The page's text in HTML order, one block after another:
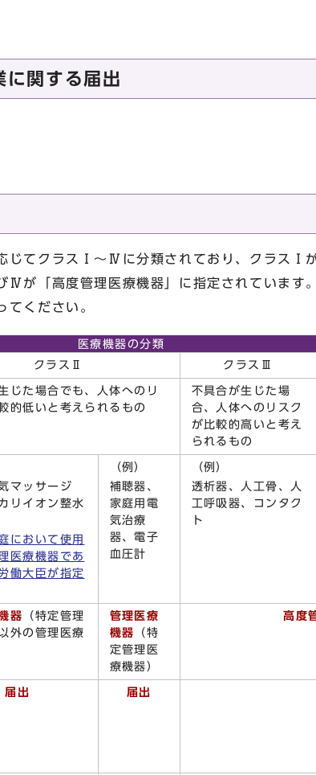
に関する届出
じてクラスⅠ～Ⅳに分類されており、クラスⅠ
が「高度管理医療機器」に指定されています
てください。
医療機器の分類
クラスⅡ クラスⅢ
じた場合でも、人体へのリ
的低いと考えられるもの
不具合が生じた場
合、人体へのリスク
が比較的高いと考え
られるもの
マッサージ
リイオン整水
において使用
医療機器であ
働大臣が指定
（例）
補聴器、
家庭用電
気治療
器、電子
血圧計
（例）
透析器、人工骨、人
工呼吸器、コンタク
ト
器 （特定管理
外の管理医療
管理医療
機器 （特
定管理医
療機器）
高度
届出 届出